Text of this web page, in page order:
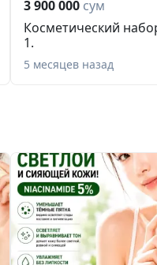
3 900 000 сум
Косметический
1.
5 месяцев назад